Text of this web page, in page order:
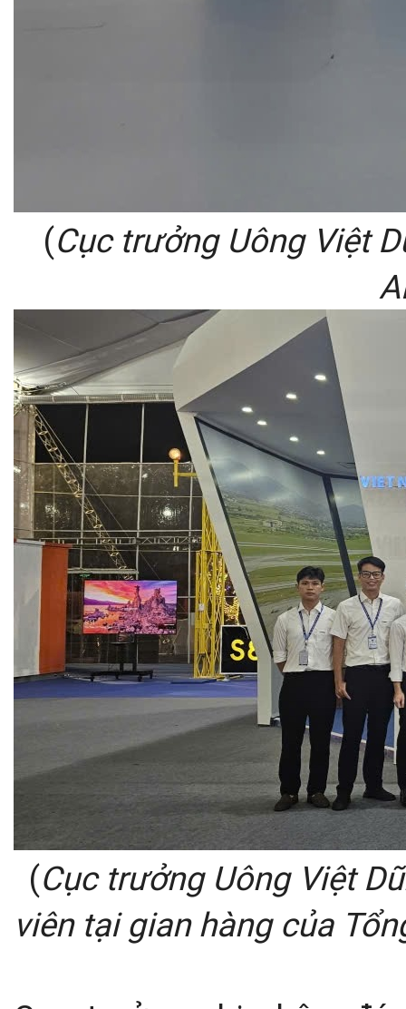
(Cục trưởng Uông Việt
(Cục trưởng Uông Việt
viên tại gian hàng của